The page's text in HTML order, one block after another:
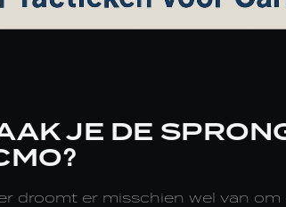
JE DE
droomt er misschien wel van